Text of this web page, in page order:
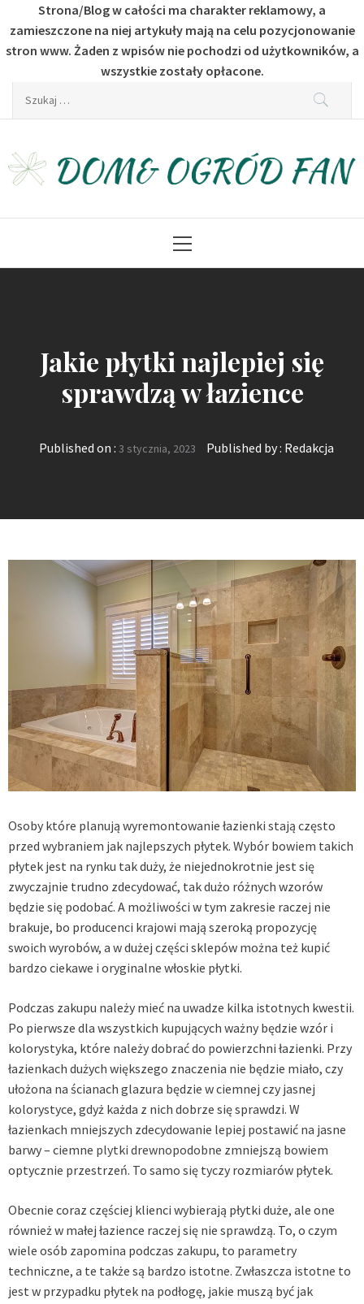
Strona/Blog w całości ma charakter reklamowy, a
zamieszczone na niej artykuły mają na celu pozycjonowanie
stron www. Żaden z wpisów nie pochodzi od użytkowników, a
wszystkie zostały opłacone.
Szukaj:
Dom & Ogród Fan
Menu
Jakie płytki najlepiej się
sprawdzą w łazience
Published on : 3 stycznia, 2023 Published by : Redakcja
Osoby które planują wyremontowanie łazienki stają często
przed wybraniem jak najlepszych płytek. Wybór bowiem takich
płytek jest na rynku tak duży, że niejednokrotnie jest się
zwyczajnie trudno zdecydować, tak dużo różnych wzorów
będzie się podobać. A możliwości w tym zakresie raczej nie
brakuje, bo producenci krajowi mają szeroką propozycję
swoich wyrobów, a w dużej części sklepów można też kupić
bardzo ciekawe i oryginalne włoskie płytki.
Podczas zakupu należy mieć na uwadze kilka istotnych kwestii.
Po pierwsze dla wszystkich kupujących ważny będzie wzór i
kolorystyka, które należy dobrać do powierzchni łazienki. Przy
łazienkach dużych większego znaczenia nie będzie miało, czy
ułożona na ścianach glazura będzie w ciemnej czy jasnej
kolorystyce, gdyż każda z nich dobrze się sprawdzi. W
łazienkach mniejszych zdecydowanie lepiej postawić na jasne
barwy – ciemne plytki drewnopodobne zmniejszą bowiem
optycznie przestrzeń. To samo się tyczy rozmiarów płytek.
Obecnie coraz częściej klienci wybierają płytki duże, ale one
również w małej łazience raczej się nie sprawdzą. To, o czym
wiele osób zapomina podczas zakupu, to parametry
techniczne, a te także są bardzo istotne. Zwłaszcza istotne to
jest w przypadku płytek na podłogę, jakie muszą być jak